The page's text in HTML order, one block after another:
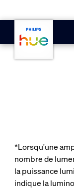
*Lorsqu'une
nombre de
la puissance
indique la